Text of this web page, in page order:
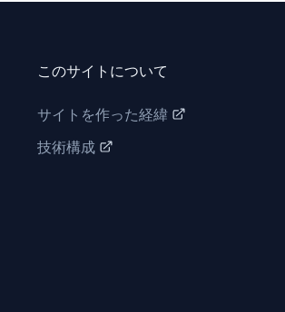
このサイトについて
サイトを作った経緯
技術構成